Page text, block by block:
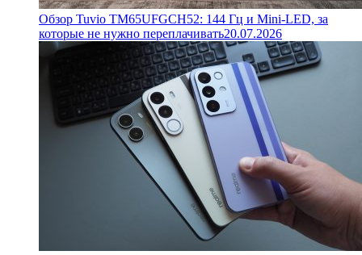
Обзор Tuvio TM65UFGCH52: 144 Гц и Mini-LED, за
которые не нужно переплачивать20.07.2026